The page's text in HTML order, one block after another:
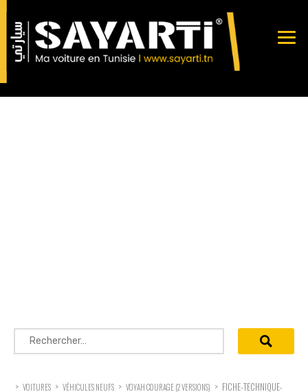
Rechercher :
> VOITURES > VÉHICULES NEUFS > VOYAH COURAGE (2 VERSIONS) > FICHE-TECHNIQUE-